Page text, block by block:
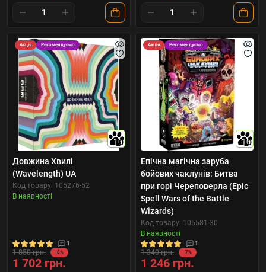
Акція Рекомендуємо
10
Довжина Хвилі
(Wavelength) UA
Код товару: 105276-52
В наявності
1
1 850 грн. -8%
1 702 грн.
Акція Рекомендуємо
10
Епічна магічна заруба
бойових чаклунів: Битва
при горі Череповерла (Epic
Spell Wars of the Battle
Wizards)
Код товару: 105581-30
В наявності
1
1 340 грн. -7%
1 246 грн.